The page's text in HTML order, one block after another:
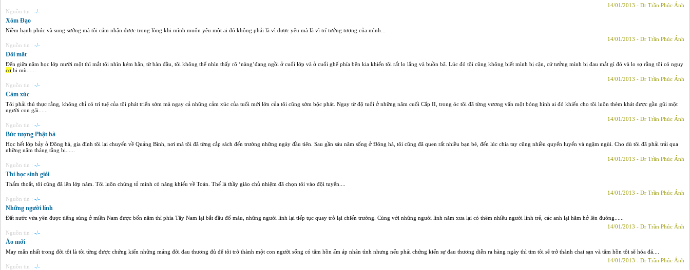
14/01/2013 - Dr Trần Phúc Ánh
Nguồn tin : -/-
Xóm Đạo
Niềm hạnh phúc và sung sướng mà tôi cảm nhận được trong lòng khi mình muốn yêu một ai đó không phải là vì được yêu mà là vì trí tưởng tượng của mình...
14/01/2013 - Dr Trần Phúc Ánh
Nguồn tin : -/-
Đôi mắt
Đến giữa năm học lớp mười một thì mắt tôi nhìn kém hẳn, từ bàn đầu, tôi không thể nhìn thấy rõ ‘nàng’đang ngồi ở cuối lớp và ở cuối ghế phía bên kia khiến tôi rất lo lắng và buồn bã. Lúc đó tôi cũng không biết mình bị cận, cứ tưởng mình bị đau mắt gì đó và lo sợ rằng tôi có nguy
cơ bị mù......
14/01/2013 - Dr Trần Phúc Ánh
Nguồn tin : -/-
Cảm xúc
Tôi phải thú thực rằng, không chỉ có trí tuệ của tôi phát triển sớm mà ngay cả những cảm xúc của tuổi mới lớn của tôi cũng sớm bộc phát. Ngay từ độ tuổi ở những năm cuối Cấp II, trong óc tôi đã từng vương vấn một bóng hình ai đó khiến cho tôi luôn thèm khát được gần gũi một
người con gái......
14/01/2013 - Dr Trần Phúc Ánh
Nguồn tin : -/-
Bức tượng Phật bà
Học hết lớp bảy ở Đông hà, gia đình tôi lại chuyển về Quảng Bình, nơi mà tôi đã từng cắp sách đến trường những ngày đầu tiên. Sau gần sáu năm sống ở Đông hà, tôi cũng đã quen rất nhiều bạn bè, đến lúc chia tay cũng nhiều quyến luyến và ngậm ngùi. Cho dù tôi đã phải trải qua
những năm tháng tằng bị......
14/01/2013 - Dr Trần Phúc Ánh
Nguồn tin : -/-
Thi học sinh giỏi
Thấm thoắt, tôi cũng đã lên lớp năm. Tôi luôn chứng tỏ mình có năng khiếu về Toán. Thế là thầy giáo chủ nhiệm đã chọn tôi vào đội tuyển....
14/01/2013 - Dr Trần Phúc Ánh
Nguồn tin : -/-
Những người lính
Đất nước vừa yên được tiếng súng ở miền Nam được bốn năm thì phía Tây Nam lại bắt đầu đổ máu, những người lính lại tiếp tục quay trở lại chiến trường. Cùng với những người lính năm xưa lại có thêm nhiều người lính trẻ, các anh lại hăm hở lên đường......
14/01/2013 - Dr Trần Phúc Ánh
Nguồn tin : -/-
Áo mới
May mắn nhất trong đời tôi là tôi từng được chứng kiến những mảng đời đau thương đủ để tôi trở thành một con người sống có tâm hồn ấm áp nhân tình nhưng nếu phải chứng kiến sự đau thương diễn ra hàng ngày thì tim tôi sẽ trở thành chai sạn và tâm hồn tôi sẽ hóa đá....
14/01/2013 - Dr Trần Phúc Ánh
Nguồn tin : -/-